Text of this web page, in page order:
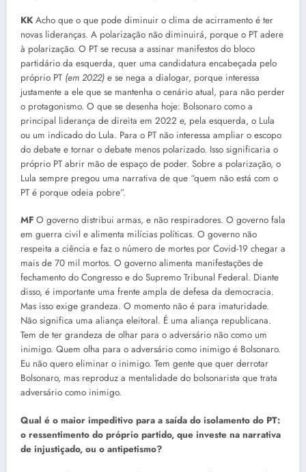
KK Acho que o que pode diminuir o clima de acirramento é ter
novas lideranças. A polarização não diminuirá, porque o PT adere
à polarização. O PT se recusa a assinar manifestos do bloco
partidário da esquerda, quer uma candidatura encabeçada pelo
próprio PT (em 2022) e se nega a dialogar, porque interessa
justamente a ele que se mantenha o cenário atual, para não perder
o protagonismo. O que se desenha hoje: Bolsonaro como a
principal liderança de direita em 2022 e, pela esquerda, o Lula
ou um indicado do Lula. Para o PT não interessa ampliar o escopo
do debate e tornar o debate menos polarizado. Isso significaria o
próprio PT abrir mão de espaço de poder. Sobre a polarização, o
Lula sempre pregou uma narrativa de que “quem não está com o
PT é porque odeia pobre”.
MF O governo distribui armas, e não respiradores. O governo fala
em guerra civil e alimenta milícias políticas. O governo não
respeita a ciência e faz o número de mortes por Covid-19 chegar a
mais de 70 mil mortos. O governo alimenta manifestações de
fechamento do Congresso e do Supremo Tribunal Federal. Diante
disso, é importante uma frente ampla de defesa da democracia.
Mas isso exige grandeza. O momento não é para imaturidade.
Não significa uma aliança eleitoral. É uma aliança republicana.
Tem de ter grandeza de olhar para o adversário não como um
inimigo. Quem olha para o adversário como inimigo é Bolsonaro.
Eu não quero eliminar o inimigo. Tem gente que quer derrotar
Bolsonaro, mas reproduz a mentalidade do bolsonarista que trata
adversário como inimigo.
Qual é o maior impeditivo para a saída do isolamento do PT:
o ressentimento do próprio partido, que investe na narrativa
de injustiçado, ou o antipetismo?